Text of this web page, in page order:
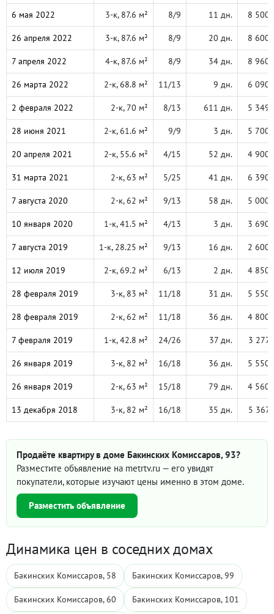
6 мая 2022 3-к, 87.6 м² 8/9 11 дн. 8 500
26 апреля 2022 3-к, 87.6 м² 8/9 20 дн. 8 600
7 апреля 2022 4-к, 87.6 м² 8/9 34 дн. 8 960
26 марта 2022 2-к, 68.8 м² 11/13 9 дн. 6 090
2 февраля 2022 2-к, 70 м² 8/13 611 дн. 5 349
28 июня 2021 2-к, 61.6 м² 9/9 3 дн. 5 700
20 апреля 2021 2-к, 55.6 м² 4/15 52 дн. 4 900
31 марта 2021 2-к, 63 м² 5/25 41 дн. 6 390
7 августа 2020 2-к, 62 м² 9/13 58 дн. 5 000
10 января 2020 1-к, 41.5 м² 4/13 3 дн. 3 690
7 августа 2019 1-к, 28.25 м² 9/13 16 дн. 2 600
12 июля 2019 2-к, 69.2 м² 6/13 2 дн. 4 850
28 февраля 2019 3-к, 83 м² 11/18 31 дн. 5 550
28 февраля 2019 2-к, 62 м² 11/18 36 дн. 4 800
7 февраля 2019 1-к, 42.8 м² 24/26 37 дн. 3 277
26 января 2019 3-к, 82 м² 16/18 36 дн. 5 550
26 января 2019 2-к, 63 м² 15/18 79 дн. 4 560
13 декабря 2018 3-к, 82 м² 16/18 35 дн. 5 367
Продаёте квартиру в доме Бакинских Комиссаров, 93?
Разместите объявление на metrtv.ru — его увидят
покупатели, которые изучают цены именно в этом доме.
Разместить объявление
Динамика цен в соседних домах
Бакинских Комиссаров, 58 Бакинских Комиссаров, 99
Бакинских Комиссаров, 60 Бакинских Комиссаров, 101